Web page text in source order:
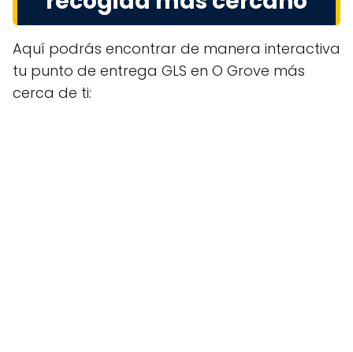
Aquí podrás encontrar de manera interactiva
tu punto de entrega GLS en O Grove más
cerca de ti: